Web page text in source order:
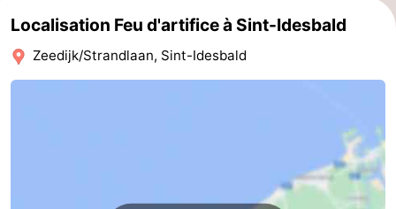
manger
Pratiques
Forum
Localisation Feu d'artifice à Sint-Idesbald
Zeedijk/Strandlaan, Sint-Idesbald